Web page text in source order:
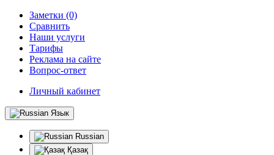
Заметки (0)
Сравнить
Наши услуги
Тарифы
Реклама на сайте
Вопрос-ответ
Личный кабинет
Язык
Russian
Қазақ